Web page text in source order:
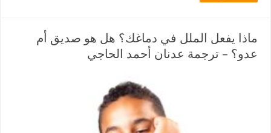
ماذا يفعل الملل في دماغك؟ هل هو صديق أم
عدو؟ – ترجمة عدنان أحمد الحاجي